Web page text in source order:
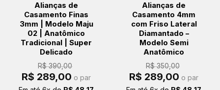
Alianças de
Casamento Finas
3mm | Modelo Maju
02 | Anatômico
Tradicional | Super
Delicado
R$390,00
O
preço
R$ 289,00 preço
o par
Alianças de
Casamento 4mm
com Friso Lateral
Diamantado –
Modelo Semi
Anatômico
R$350,00
O
preço
R$ 289,00 preço
o par